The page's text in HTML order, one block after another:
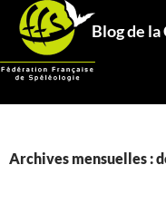
Aller
contenu
Recherche
Archives mensuelles :